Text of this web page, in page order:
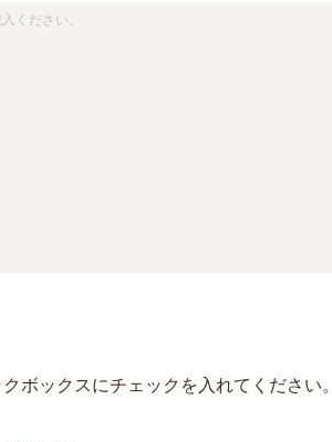
ボックスにチェックを入れてください。